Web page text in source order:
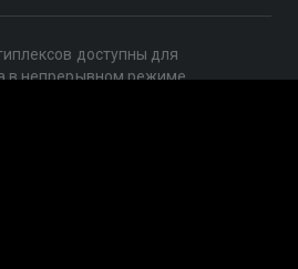
доступны для
в непрерывном режиме,